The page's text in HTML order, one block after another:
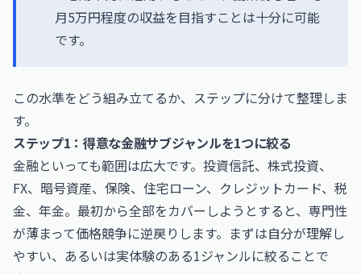
月5万円程度の収益を目指すことは十分に可能
です。
この水準をどう組み立てるか、ステップに分けて整理しま
す。
ステップ1：得意な金融サブジャンルを1つに絞る
金融といっても範囲は広大です。投資信託、株式投資、
FX、暗号資産、保険、住宅ローン、クレジットカード、税
金、年金。最初から全部をカバーしようとすると、専門性
が薄まって価格競争に逆戻りします。まずは自分が理解し
やすい、あるいは実体験のある1ジャンルに絞ることで